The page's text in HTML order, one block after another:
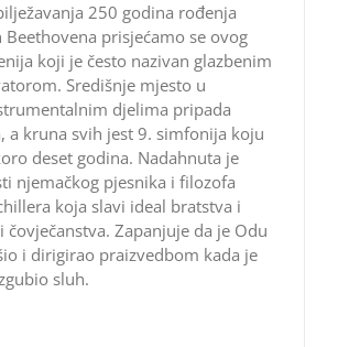
250 godina rođenja
Beethovena prisjećamo se ovog
koji je često nazivan glazbenim
Središnje mjesto u
djelima pripada
a kruna svih jest 9. simfonija koju
deset godina. Nadahnuta je
njemačkog pjesnika i filozofa
koja slavi ideal bratstva i
čovječanstva. Zapanjuje da je Odu
i dirigirao praizvedbom kada je
sluh.